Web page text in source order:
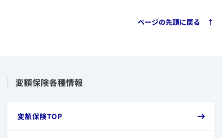
​ページの先頭に戻る ↑
​変額保険各種情報
​変額保険TOP